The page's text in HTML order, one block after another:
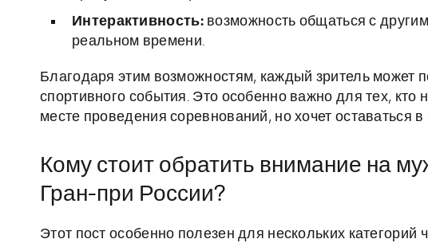
Интерактивность:возможность общаться с
реальном времени.
Благодаря этим возможностям, каждый зритель может
спортивного события. Это особенно важно для тех, кто
месте проведения соревнований, но хочет оставаться
Кому стоит обратить внимание на
Гран-при России?
Этот пост особенно полезен для нескольких категорий